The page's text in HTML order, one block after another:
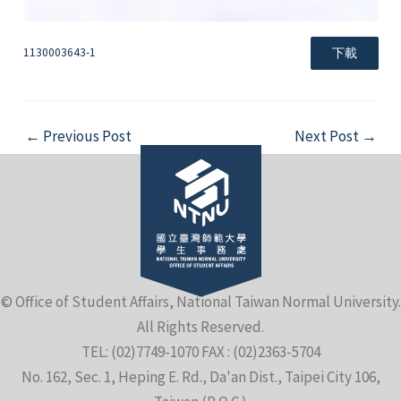
1130003643-1 下載
Post
navigation
← Previous Post Next Post →
© Office of Student Affairs, National Taiwan Normal University.
All Rights Reserved.
TEL: (02)7749-1070 FAX : (02)2363-5704
No. 162, Sec. 1, Heping E. Rd., Da'an Dist., Taipei City 106,